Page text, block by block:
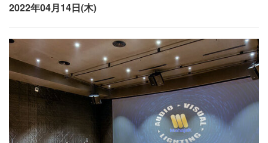
2022年04月14日(木)